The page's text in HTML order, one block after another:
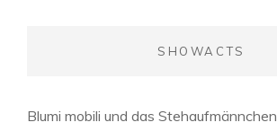
SHOWACTS
Blumi mobili und das Stehaufmännchen